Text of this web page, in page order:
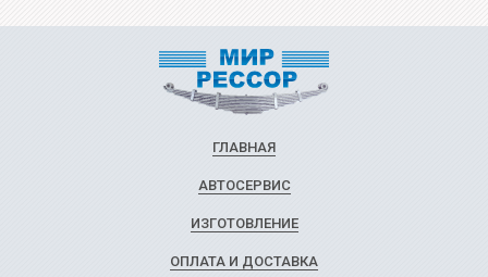
ГЛАВНАЯ
АВТОСЕРВИС
ИЗГОТОВЛЕНИЕ
ОПЛАТА И ДОСТАВКА